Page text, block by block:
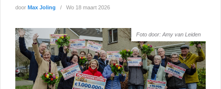
door Max Joling Wo 18 maart 2026
Foto door: Amy van Leiden